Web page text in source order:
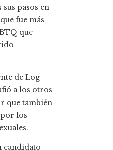
pasos en
fue más
que
de Log
a los otros
que también
los
candidato